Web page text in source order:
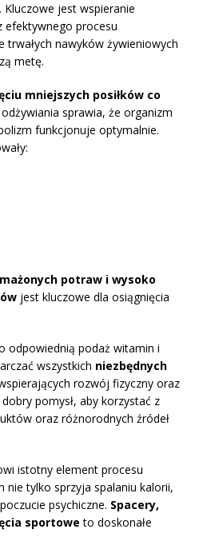
jest wspieranie
efektywnego procesu
trwałych nawyków żywieniowych
metę.
mniejszych posiłków co
sprawia, że organizm
funkcjonuje optymalnie.
potraw i wysoko
jest kluczowe dla osiągnięcia
odpowiednią podaż witamin i
wszystkich niezbędnych
rozwój fizyczny oraz
pomysł, aby korzystać z
oraz różnorodnych źródeł
istotny element procesu
nie tylko sprzyja spalaniu kalorii,
psychiczne. Spacery,
sportowe to doskonałe